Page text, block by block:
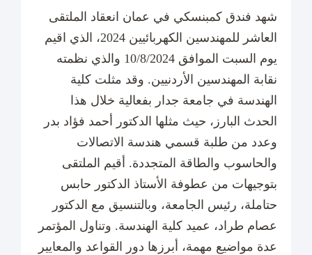
شهد فندق كمبنسكي في عمان انعقاد الملتقى
العاشر للمهندسين الكهربائيين 2024، الذي اقيم
يوم السبت الموافق 10/8/2024 والذي نظمته
نقابة المهندسين الأردنيين. وقد مثلت كلية
الهندسة في جامعة جدار بفعالية خلال هذا
الحدث البارز، حيث مثلها الدكتور أحمد فؤاد بدر
وعدد من طلبة قسمي هندسة الاتصالات
والحاسوب والطاقة المتجددة. أقيم الملتقى
بتوجيهات من عطوفة الأستاذ الدكتور حابس
حتاملة، رئيس الجامعة، وبالتنسيق مع الدكتور
عصام طراد، عميد كلية الهندسة. وتناول المؤتمر
عدة مواضيع مهمة، أبرزها دور القواعد والمعايير